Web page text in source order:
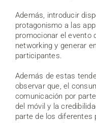
Además, introducir
protagonismo a las
promocionar el evento
networking y generar
participantes.
Además de estas
observar que, el
comunicación por
del móvil y la
parte de los diferentes